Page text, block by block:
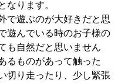
なります。
で遊ぶのが大好きだと思
遊んでいる時のお子様の
も自然だと思いません
るものがあって触った
切り走ったり、少し緊張